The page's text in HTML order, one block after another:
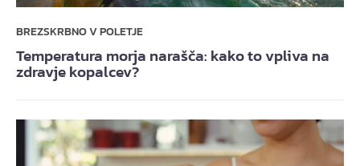
BREZSKRBNO V POLETJE
Temperatura morja narašča: kako to vpliva na
zdravje kopalcev?